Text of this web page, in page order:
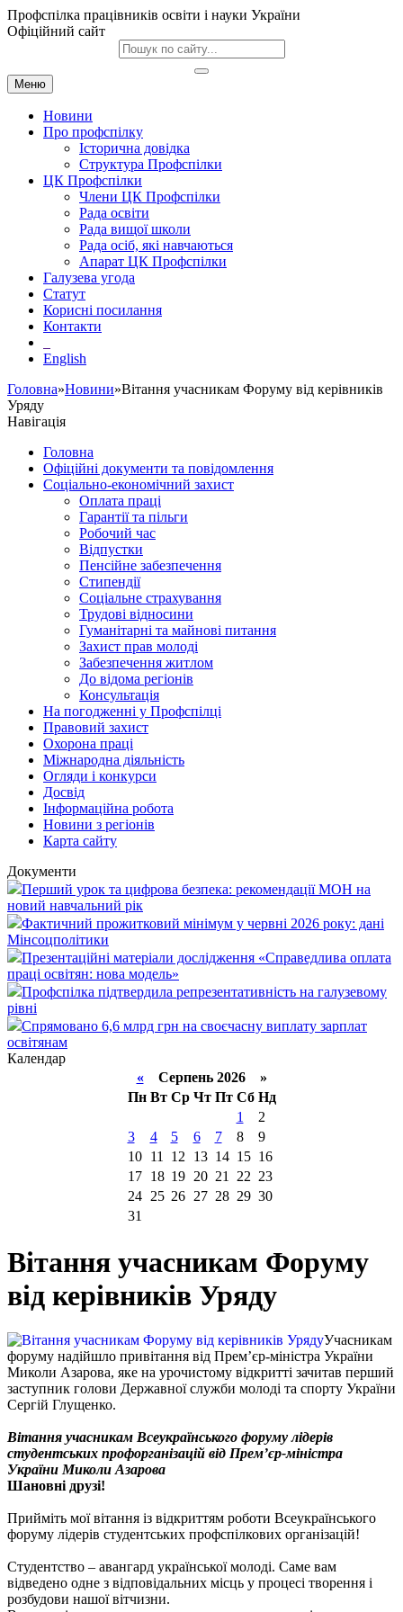
Профспілка працівників освіти і науки України
Офіційний сайт
Меню
Новини
Про профспілку
Історична довідка
Структура Профспілки
ЦК Профспілки
Члени ЦК Профспілки
Рада освіти
Рада вищої школи
Рада осіб, які навчаються
Апарат ЦК Профспілки
Галузева угода
Статут
Корисні посилання
Контакти
English
Головна»Новини»Вітання учасникам Форуму від керівників
Уряду
Навігація
Головна
Офіційні документи та повідомлення
Соціально-економічний захист
Оплата праці
Гарантії та пільги
Робочий час
Відпустки
Пенсійне забезпечення
Стипендії
Соціальне страхування
Трудові відносини
Гуманітарні та майнові питання
Захист прав молоді
Забезпечення житлом
До відома регіонів
Консультація
На погодженні у Профспілці
Правовий захист
Охорона праці
Міжнародна діяльність
Огляди і конкурси
Досвід
Інформаційна робота
Новини з регіонів
Карта сайту
Документи
Перший урок та цифрова безпека: рекомендації МОН на
новий навчальний рік
Фактичний прожитковий мінімум у червні 2026 року: дані
Мінсоцполітики
Презентаційні матеріали дослідження «Справедлива оплата
праці освітян: нова модель»
Профспілка підтвердила репрезентативність на галузевому
рівні
Спрямовано 6,6 млрд грн на своєчасну виплату зарплат
освітянам
Календар
«Серпень 2026 »
Пн Вт Ср Чт Пт Сб Нд
1
2
3
4 5 6 7 8
9
10
11 12 13 14 15 16
17
18 19 20 21 22 23
24
25 26 27 28 29 30
31
Вітання учасникам Форуму
від керівників Уряду
Учасникам
форуму надійшло привітання від Прем’єр-міністра України
Миколи Азарова, яке на урочистому відкритті зачитав перший
заступник голови Державної служби молоді та спорту України
Сергій Глущенко.
Вітання учасникам Всеукраїнського форуму лідерів
студентських профорганізацій від Прем’єр-міністра
України Миколи Азарова
Шановні друзі!
Прийміть мої вітання із відкриттям роботи Всеукраїнського
форуму лідерів студентських профспілкових організацій!
Студентство – авангард української молоді. Саме вам
відведено одне з відповідальних місць у процесі творення і
розбудови нашої вітчизни.